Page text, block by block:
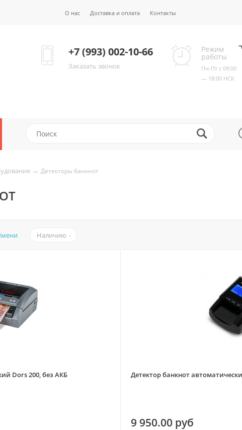
О нас Доставка и оплата Контакты
+7 (993) 002-10-66
Заказать звонок
Режим
работы
Пн-Пт с 09:00
— 18:00 НСК
→ Детекторы банкнот
Наличию
Dors 200, без АКБ Детектор банкнот
9 950.00 руб